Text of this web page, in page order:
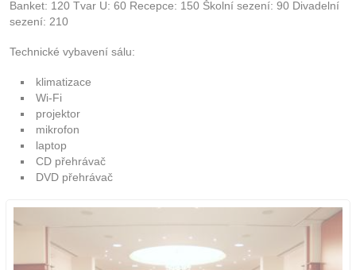
Banket: 120 Tvar U: 60 Recepce: 150 Školní sezení: 90 Divadelní
sezení: 210
Technické vybavení sálu:
klimatizace
Wi-Fi
projektor
mikrofon
laptop
CD přehrávač
DVD přehrávač